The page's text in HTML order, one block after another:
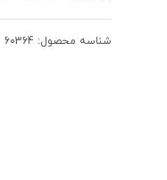
شناسه محصول: 60364